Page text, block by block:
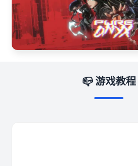
📪 游戏教程